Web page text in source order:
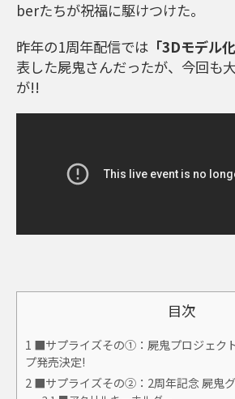
berたちが祝福に駆けつけた。
昨年の1周年配信では 「3Dモデル化
表した屍鬼さんだったが、今回も
が!!
目次
1 ■サプライズその①：屍鬼プロジェク
プ発売決定!
2 ■サプライズその②：2周年記念 屍鬼